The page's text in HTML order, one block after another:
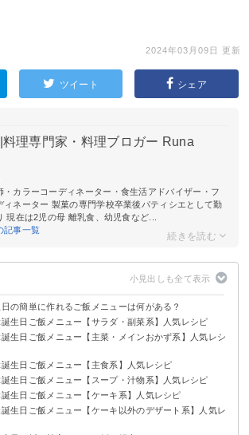
2024年03月09日 更新
ツイート シェア
料理専門家・料理ブロガー Runa
・カラーコーディネーター・食生活アドバイザー・フ
ィネーター 製菓の専門学校卒業後パティシエとして勤
現在は2児の母 離乳食、幼児食など...
記事一覧
の簡単に作れるご飯メニューは何がある？
生日ご飯メニュー【サラダ・副菜系】人気レシピ
ダラダ
ダ生日ご飯メニュー【主菜・メインおかず系】人気レシ
スの煮込みハンバーグ
生日ご飯メニュー【主食系】人気レシピ
ッチ
生日ご飯メニュー【スープ・汁物系】人気レシピ
プ
物生日ご飯メニュー【ケーキ系】人気レシピ
るミルクレープで手作りバースデーケーキ
キ生日ご飯メニュー【ケーキ以外のデザート系】人気レ